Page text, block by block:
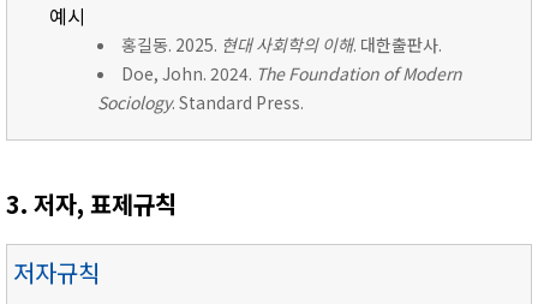
예시
홍길동. 2025. 현대 사회학의 이해. 대한출판사.
Doe, John. 2024. The Foundation of Modern
Sociology. Standard Press.
3. 저자, 표제규칙
저자규칙